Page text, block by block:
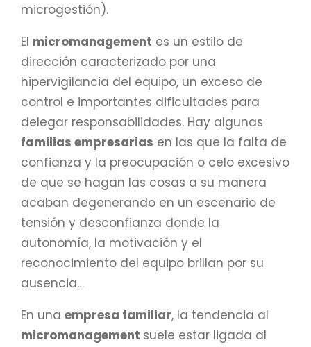
microgestión).
El micromanagement es un estilo de
dirección caracterizado por una
hipervigilancia del equipo, un exceso de
control e importantes dificultades para
delegar responsabilidades. Hay algunas
familias empresarias en las que la falta de
confianza y la preocupación o celo excesivo
de que se hagan las cosas a su manera
acaban degenerando en un escenario de
tensión y desconfianza donde la
autonomía, la motivación y el
reconocimiento del equipo brillan por su
ausencia…
En una empresa familiar, la tendencia al
micromanagement suele estar ligada al